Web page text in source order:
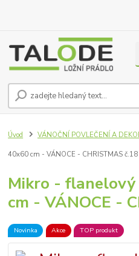
Úvod VÁNOČNÍ POVLEČENÍ A
40x60 cm - VÁNOCE - CHRISTMAS č.18
Mikro -
cm - VÁNOCE -
Novinka Akce TOP produkt